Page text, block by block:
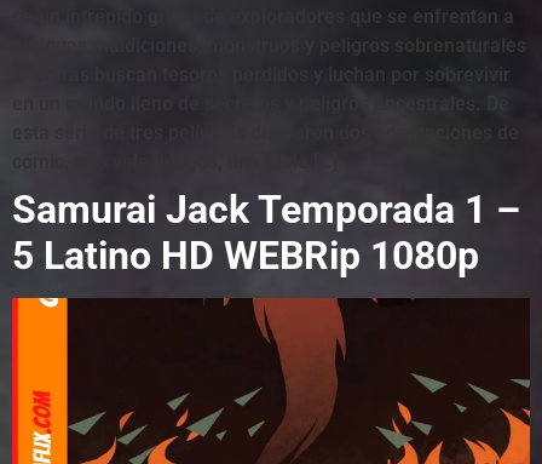
de un intrépido grupo de exploradores que se enfrentan a
antiguas maldiciones, monstruos y peligros sobrenaturales
mientras buscan tesoros perdidos y luchan por sobrevivir
Samurai Jack Temporada 1 –
5 Latino HD WEBRip 1080p